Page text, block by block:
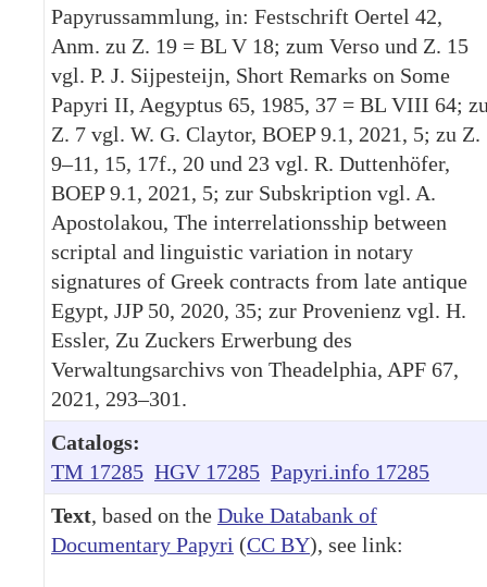
Papyrussammlung, in: Festschrift Oertel 42,
Anm. zu Z. 19 = BL V 18; zum Verso und Z. 15
vgl. P. J. Sijpesteijn, Short Remarks on Some
Papyri II, Aegyptus 65, 1985, 37 = BL VIII 64;
Z. 7 vgl. W. G. Claytor, BOEP 9.1, 2021, 5; zu Z.
9–11, 15, 17f., 20 und 23 vgl. R. Duttenhöfer,
BOEP 9.1, 2021, 5; zur Subskription vgl. A.
Apostolakou, The interrelationsship between
scriptal and linguistic variation in notary
signatures of Greek contracts from late antique
Egypt, JJP 50, 2020, 35; zur Provenienz vgl. H.
Essler, Zu Zuckers Erwerbung des
Verwaltungsarchivs von Theadelphia, APF 67,
2021, 293–301.
Catalogs:
TM 17285 HGV 17285 Papyri.info 17285
Text, based on the Duke Databank of
Documentary Papyri (CC BY), see link: